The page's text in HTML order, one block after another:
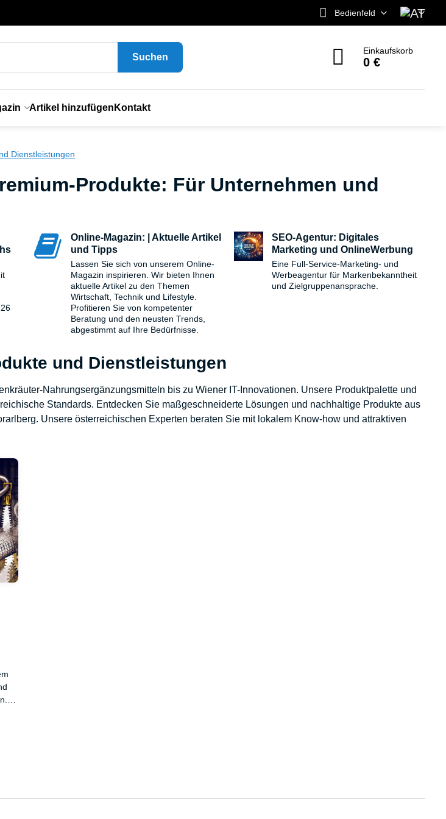
Bedienfeld
Suchen
Einkaufskorb
0 €
Artikel hinzufügen Kontakt
Dienstleistungen
Produkte: Für Unternehmen und
Online-Magazin: | Aktuelle Artikel
und Tipps
Lassen Sie sich von unserem Online-
Magazin inspirieren. Wir bieten Ihnen
aktuelle Artikel zu den Themen
Wirtschaft, Technik und Lifestyle.
Profitieren Sie von kompetenter
Beratung und den neusten Trends,
abgestimmt auf Ihre Bedürfnisse.
SEO-Agentur: Digitales
Marketing und OnlineWerbung
Eine Full-Service-Marketing- und
Werbeagentur für Markenbekanntheit
und Zielgruppenansprache.
und Dienstleistungen
Nahrungsergänzungsmitteln bis zu Wiener IT-Innovationen. Unsere Produktpalette und
Standards. Entdecken Sie maßgeschneiderte Lösungen und nachhaltige Produkte aus
Unsere österreichischen Experten beraten Sie mit lokalem Know-how und attraktiven